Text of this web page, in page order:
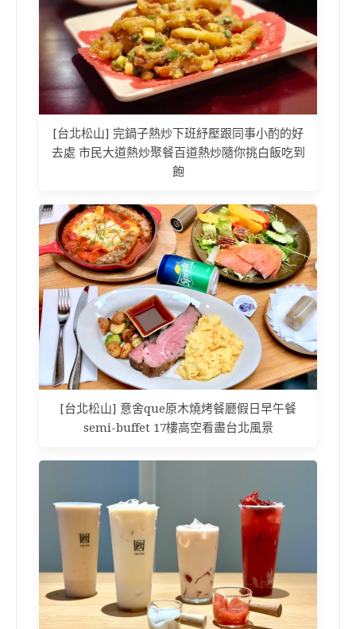
[台北松山] 完鍋子熱炒下班紓壓跟同事小酌的好
去處 市民大道熱炒聚餐百道熱炒隨你挑白飯吃到
飽
[台北松山] 意舍que原木燒烤餐廳假日早午餐
semi-buffet 17樓高空看盡台北風景